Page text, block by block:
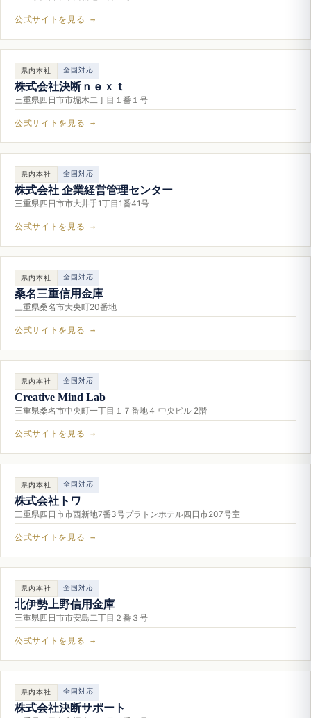
公式サイトを見る →
県内本社 全国対応
株式会社決断ｎｅｘｔ
三重県四日市市堀木二丁目１番１号
公式サイトを見る →
県内本社 全国対応
株式会社 企業経営管理センター
三重県四日市市大井手1丁目1番41号
公式サイトを見る →
県内本社 全国対応
桑名三重信用金庫
三重県桑名市大央町20番地
公式サイトを見る →
県内本社 全国対応
Creative Mind Lab
三重県桑名市中央町一丁目１７番地４ 中央ビル 2階
公式サイトを見る →
県内本社 全国対応
株式会社トワ
三重県四日市市西新地7番3号プラトンホテル四日市207号室
公式サイトを見る →
県内本社 全国対応
北伊勢上野信用金庫
三重県四日市市安島二丁目２番３号
公式サイトを見る →
県内本社 全国対応
株式会社決断サポート